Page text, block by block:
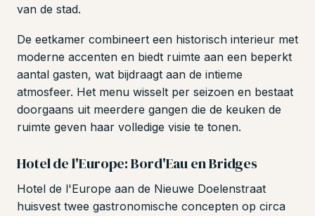
van de stad.
De eetkamer combineert een historisch interieur met
moderne accenten en biedt ruimte aan een beperkt
aantal gasten, wat bijdraagt aan de intieme
atmosfeer. Het menu wisselt per seizoen en bestaat
doorgaans uit meerdere gangen die de keuken de
ruimte geven haar volledige visie te tonen.
Hotel de l'Europe: Bord'Eau en Bridges
Hotel de l'Europe aan de Nieuwe Doelenstraat
huisvest twee gastronomische concepten op circa